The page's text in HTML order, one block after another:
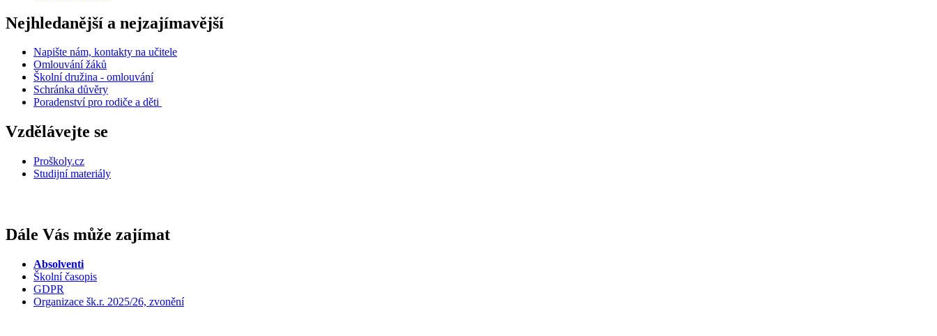
Nejhledanější a nejzajímavější
Napište nám, kontakty na učitele
Omlouvání žáků
Školní družina - omlouvání
Schránka důvěry
Poradenství pro rodiče a děti
Vzdělávejte se
Proškoly.cz
Studijní materiály
Dále Vás může zajímat
Absolventi
Školní časopis
GDPR
Organizace šk.r. 2025/26, zvonění